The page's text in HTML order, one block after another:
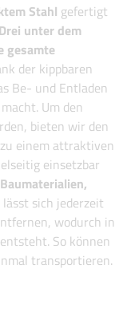
Stahl gefertigt
Drei unter dem
gesamte
der kippbaren
Be- und Entladen
Um den
bieten wir den
zu einem attraktiven
einsetzbar
sich jederzeit
wodurch in
So können
transportieren.